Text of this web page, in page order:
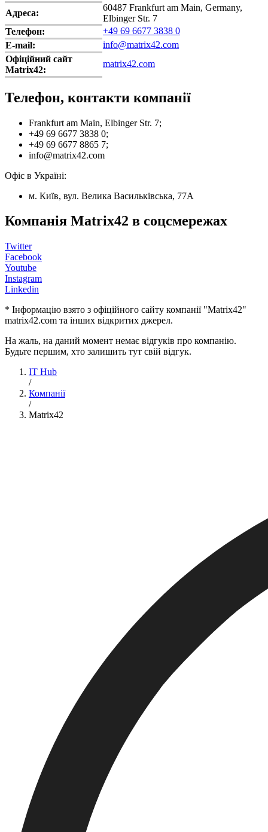
Адреса:
60487 Frankfurt am Main, Germany,
Elbinger Str. 7
Телефон:
+49 69 6677 3838 0
E-mail:
info@matrix42.com
Офіційний сайт
Matrix42:
matrix42.com
Телефон, контакти компанії
Frankfurt am Main, Elbinger Str. 7;
+49 69 6677 3838 0;
+49 69 6677 8865 7;
info@matrix42.com
Офіс в Україні:
м. Київ, вул. Велика Васильківська, 77А
Компанія Matrix42 в соцсмережах
Twitter
Facebook
Youtube
Instagram
Linkedin
* Інформацію взято з офіційного сайту компанії "Matrix42"
matrix42.com та інших відкритих джерел.
На жаль, на даний момент немає відгуків про компанію.
Будьте першим, хто залишить тут свій відгук.
IT Hub
/
Компанії
/
Matrix42